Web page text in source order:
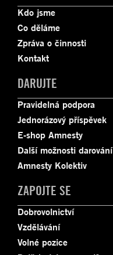
Kdo jsme
Co děláme
Zpráva o činnosti
Kontakt
DARUJTE
Pravidelná podpora
Jednorázový příspěvek
E-shop Amnesty
Další možnosti darování
Amnesty Kolektiv
ZAPOJTE SE
Dobrovolnictví
Vzdělávání
Volné pozice